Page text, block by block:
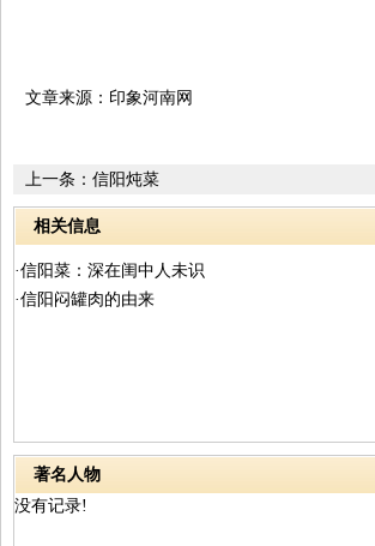
文章来源：印象河南网
上一条： 信阳炖菜
相关信息
·信阳菜：深在闺中人未识
·信阳闷罐肉的由来
著名人物
没有记录!